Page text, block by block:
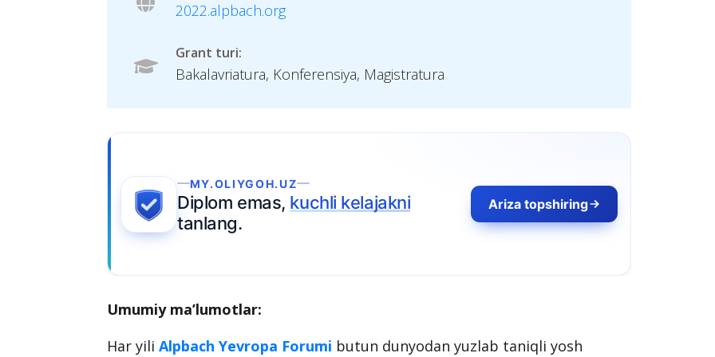
2022.alpbach.org
Grant turi:
Bakalavriatura, Konferensiya, Magistratura